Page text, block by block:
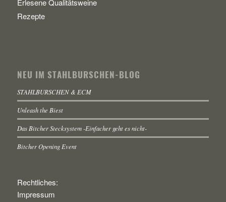
Erlesene Qualitätsweine
Rezepte
NEU IM STAHLBURSCHEN-BLOG
STAHLBURSCHEN & ECM
Unleash the Biest
Das Bitcher Stecksystem -Einfacher geht es nicht-
Bitcher Opening Event
Rechtliches:
Impressum